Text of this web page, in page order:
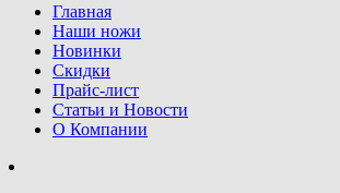
Главная
Наши ножи
Новинки
Скидки
Прайс-лист
Статьи и Новости
О Компании